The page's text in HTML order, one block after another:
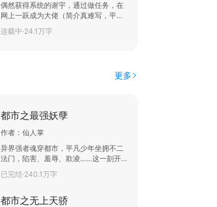
偶然获得系统的谢宇，通过做任务，在
网上一跃成为大佬（简介真难写，平行
世界，请勿对号入座。） 直播文，直播
文，直播文。重要的事说三遍，不喜勿
连载中·24.1万字
更多
都市之最强妖孽
作者： 仙人掌
异界强者魂穿都市，平凡少年坐拥不二
法门，陷害、羞辱、欺凌……这一刻开
始与我再无干系！绝世天才如何？三大
主神又如何？！待我成神之际，便是你
的人！”
已完结·240.1万字
都市之无上天骄